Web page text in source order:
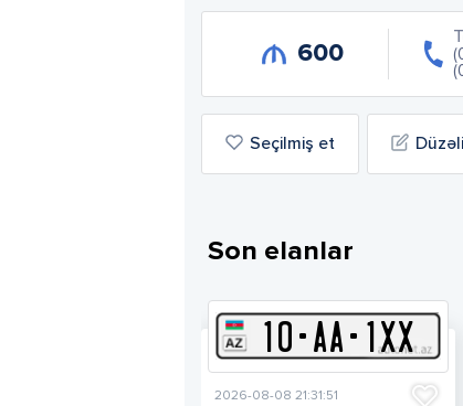
600
Seçilmiş et
Son elanlar
10-AA- 1XX
2026-08-08 21:31:51